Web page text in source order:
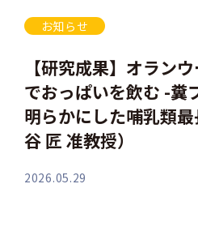
お知らせ
【研究成果】オラン
でおっぱいを飲む -糞
明らかにした哺乳類
谷 匠 准教授）
2026.05.29